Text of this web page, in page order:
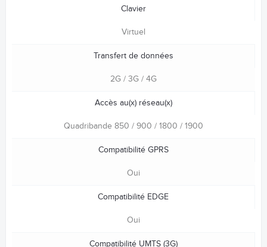
Clavier
Virtuel
Transfert de données
2G / 3G / 4G
Accès au(x) réseau(x)
Quadribande 850 / 900 / 1800 / 1900
Compatibilité GPRS
Oui
Compatibilité EDGE
Oui
Compatibilité UMTS (3G)